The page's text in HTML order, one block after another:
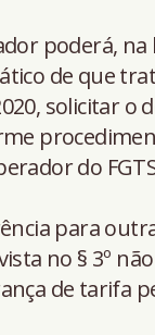
poderá,
de que
solicitar o
do
para
no § 3º
de tarifa